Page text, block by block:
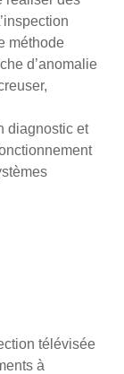
méthode
d’anomalie
diagnostic et
télévisée
à